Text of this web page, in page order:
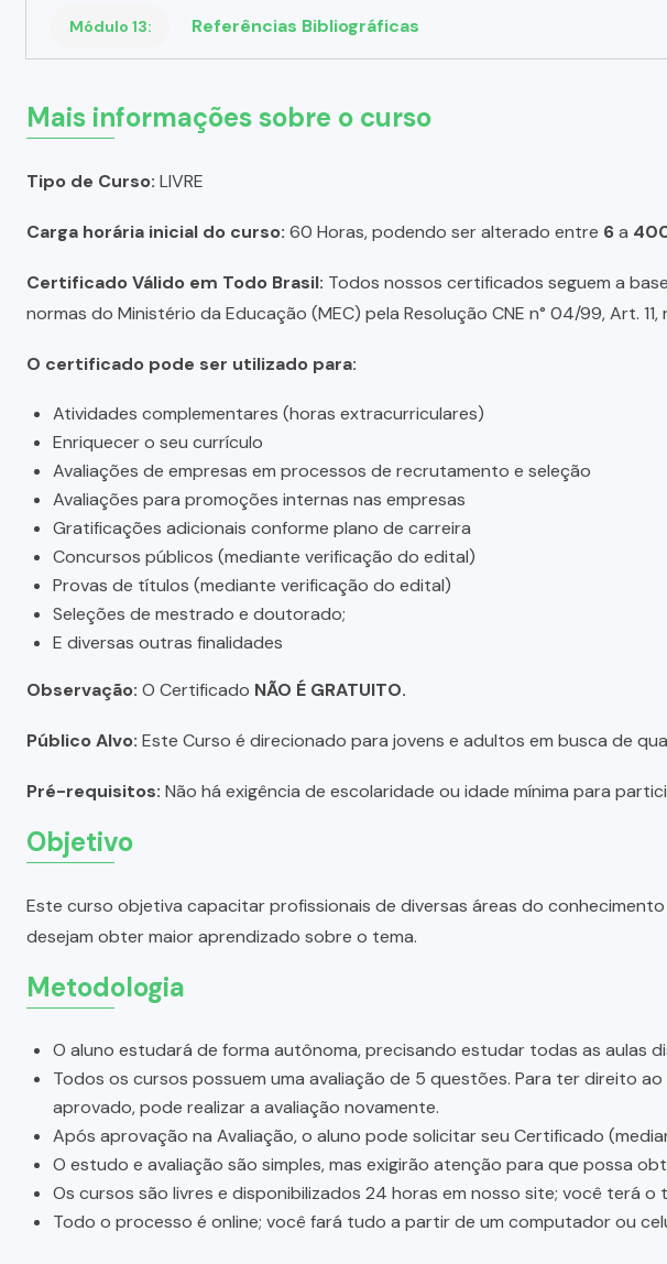
Módulo 13: Referências Bibliográficas
Mais informações sobre o curso
Tipo de Curso: LIVRE
Carga horária inicial do curso: 60 Horas, podendo ser alterado entre 6a
Certificado Válido em Todo Brasil: Todos nossos certificados seguem a
normas do Ministério da Educação (MEC) pela Resolução CNE n° 04/99, Art.
O certificado pode ser utilizado para:
Atividades complementares (horas extracurriculares)
Enriquecer o seu currículo
Avaliações de empresas em processos de recrutamento e seleção
Avaliações para promoções internas nas empresas
Gratificações adicionais conforme plano de carreira
Concursos públicos (mediante verificação do edital)
Provas de títulos (mediante verificação do edital)
Seleções de mestrado e doutorado;
E diversas outras finalidades
Observação: O Certificado NÃO É GRATUITO.
Público Alvo: Este Curso é direcionado para jovens e adultos em busca de
Pré-requisitos: Não há exigência de escolaridade ou idade mínima para
Objetivo
Este curso objetiva capacitar profissionais de diversas áreas do
desejam obter maior aprendizado sobre o tema.
Metodologia
O aluno estudará de forma autônoma, precisando estudar todas as aulas
Todos os cursos possuem uma avaliação de 5 questões. Para ter direito
aprovado, pode realizar a avaliação novamente.
Após aprovação na Avaliação, o aluno pode solicitar seu Certificado
O estudo e avaliação são simples, mas exigirão atenção para que possa
Os cursos são livres e disponibilizados 24 horas em nosso site; você terá
Todo o processo é online; você fará tudo a partir de um computador ou